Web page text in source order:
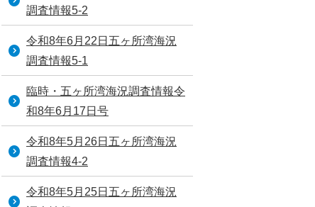
調査情報5-2
令和8年6月22日五ヶ所湾海況
調査情報5-1
臨時・五ヶ所湾海況調査情報令
和8年6月17日号
令和8年5月26日五ヶ所湾海況
調査情報4-2
令和8年5月25日五ヶ所湾海況